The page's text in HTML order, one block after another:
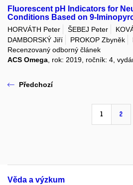
Fluorescent pH Indicators for
Conditions Based on 9-
HORVÁTH Peter ŠEBEJ Peter
DAMBORSKÝ Jiří
PROKOP Zbyněk
Recenzovaný odborný článek
ACS Omega , rok: 2019, ročník: 4,
Předchozí
1 2
Věda a výzkum